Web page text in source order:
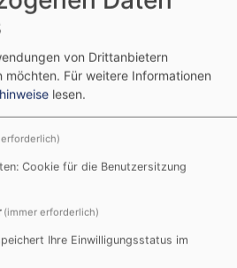
Wie sehen eigentlich
kirchliche Positionen
zum Umgang mit
Rolle spielt das Kreuz
und andere Fragen zu
von Drittanbietern
möchten. Für weitere Informationen
lesen.
Cookie für die Benutzersitzung
(immer erforderlich)
Ihre Einwilligungsstatus im